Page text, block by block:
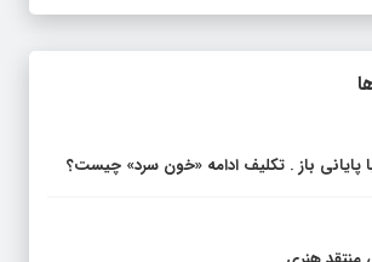
پایانی باز . تکلیف ادامه «خون سرد» چیست؟